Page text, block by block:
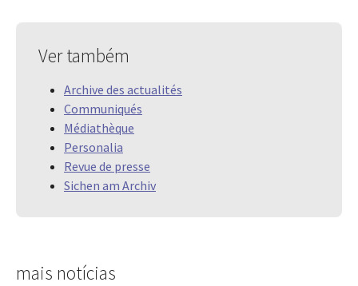
Ver também
Archive des actualités
Communiqués
Médiathèque
Personalia
Revue de presse
Sichen am Archiv
mais notícias